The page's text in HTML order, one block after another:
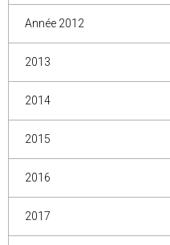
Année 2012
2013
2014
2015
2016
2017